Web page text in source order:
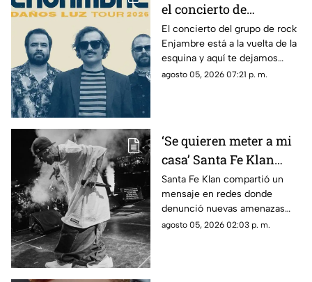
el concierto de
Enjambre en Veracruz?
Esto sabemos
El concierto del grupo de rock
Enjambre está a la vuelta de la
esquina y aquí te dejamos
algunos detalles que te podrían
agosto 05, 2026 07:21 p. m.
‘Se quieren meter a mi
casa’ Santa Fe Klan
denuncia AMENAZAS
tras balacera en su
tienda
Santa Fe Klan compartió un
mensaje en redes donde
denunció nuevas amenazas
después de la balacera en su
agosto 05, 2026 02:03 p. m.